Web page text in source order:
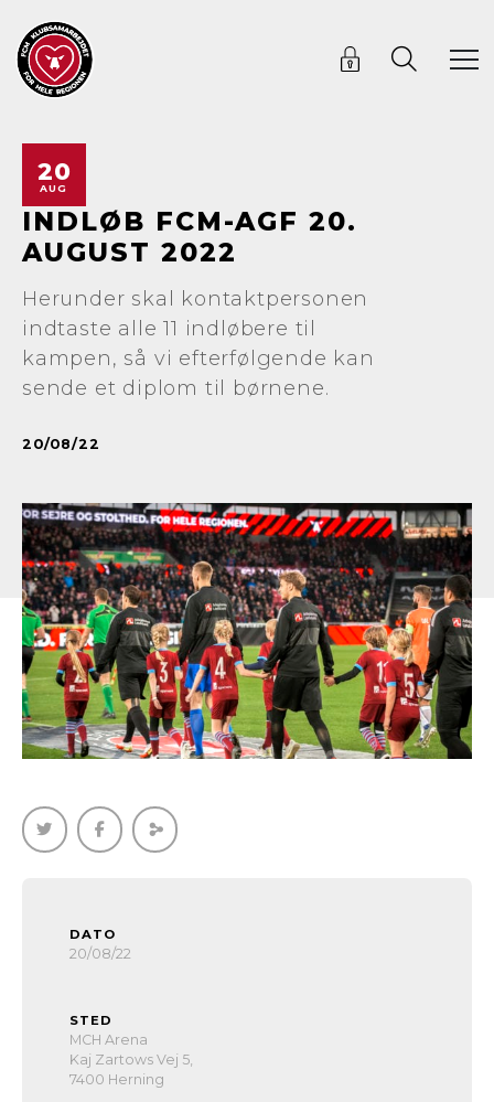
20
AUG
INDLØB FCM-AGF 20.
AUGUST 2022
Herunder skal kontaktpersonen
indtaste alle 11 indløbere til
kampen, så vi efterfølgende kan
sende et diplom til børnene.
20/08/22
DATO
20/08/22
STED
MCH Arena
Kaj Zartows Vej 5,
7400 Herning